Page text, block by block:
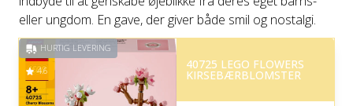
eller ungdom. En gave, der giver både smil og nostalgi.
HURTIG LEVERING
4.6 40725 LEGO FLOWERS
KIRSEBÆRBLOMSTER